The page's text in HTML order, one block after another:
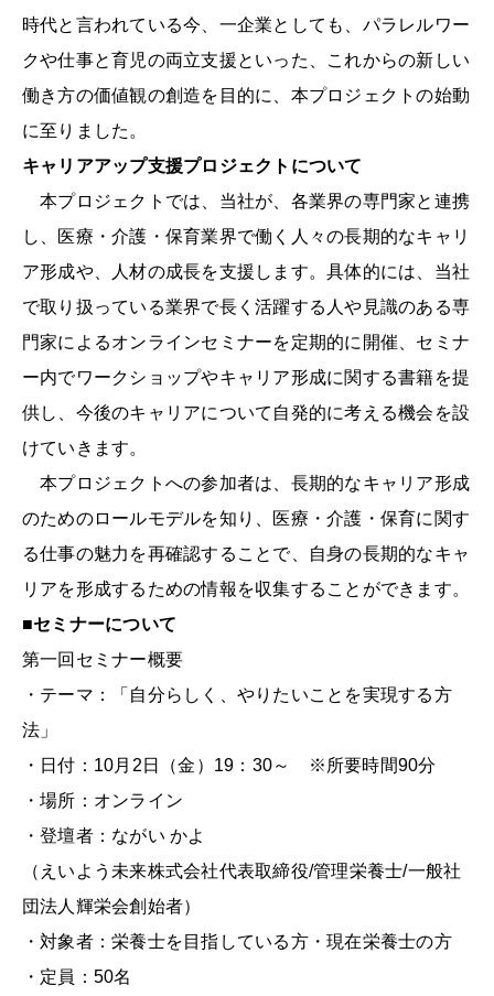
時代と言われている今、一企業としても、パラレルワー
クや仕事と育児の両立支援といった、これからの新しい
働き方の価値観の創造を目的に、本プロジェクトの始動
に至りました。
キャリアアップ支援プロジェクトについて
本プロジェクトでは、当社が、各業界の専門家と連携
し、医療・介護・保育業界で働く人々の長期的なキャリ
ア形成や、人材の成長を支援します。具体的には、当社
で取り扱っている業界で長く活躍する人や見識のある専
門家によるオンラインセミナーを定期的に開催、セミナ
ー内でワークショップやキャリア形成に関する書籍を提
供し、今後のキャリアについて自発的に考える機会を設
けていきます。
本プロジェクトへの参加者は、長期的なキャリア形成
のためのロールモデルを知り、医療・介護・保育に関す
る仕事の魅力を再確認することで、自身の長期的なキャ
リアを形成するための情報を収集することができます。
■セミナーについて
第一回セミナー概要
・テーマ：「自分らしく、やりたいことを実現する方
法」
・日付：10月2日（金）19：30～ ※所要時間90分
・場所：オンライン
・登壇者：ながい かよ
（えいよう未来株式会社代表取締役/管理栄養士/一般社
団法人輝栄会創始者）
・対象者：栄養士を目指している方・現在栄養士の方
・定員：50名